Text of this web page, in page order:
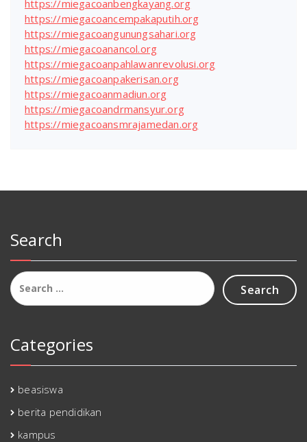
https://miegacoanbengkayang.org
https://miegacoancempakaputih.org
https://miegacoangunungsahari.org
https://miegacoanancol.org
https://miegacoanpahlawanrevolusi.org
https://miegacoanpakerisan.org
https://miegacoanmadiun.org
https://miegacoandrmansyur.org
https://miegacoansmrajamedan.org
Search
Search
for:
Categories
beasiswa
berita pendidikan
kampus